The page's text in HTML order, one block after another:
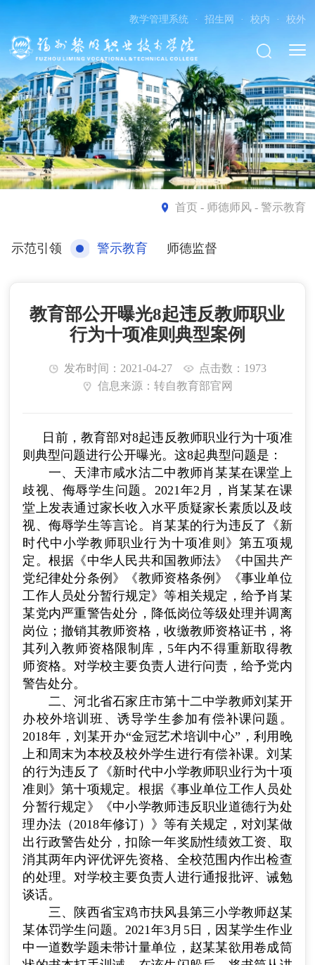
教学管理系统 · 招生网 · 校内 · 校外
首页- 师德师风 - 警示教育
示范引领 警示教育 师德监督
教育部公开曝光8起违反教师职业
行为十项准则典型案例
发布时间：2021-04-27
点击数：1973
信息来源：转自教育部官网
日前，教育部对8起违反教师职业行为十项准
则典型问题进行公开曝光。这8起典型问题是：
一、天津市咸水沽二中教师肖某某在课堂上
歧视、侮辱学生问题。 2021年2 月，肖某某在课
堂上发表通过家长收入水平质疑家长素质以及歧
视、侮辱学生等言论。肖某某的行为违反了《新
时代中小学教师职业行为十项准则》第五项规
定。根据《中华人民共和国教师法》《中国共产
党纪律处分条例》《教师资格条例》《事业单位
工作人员处分暂行规定》等相关规定，给予肖某
某党内严重警告处分，降低岗位等级处理并调离
岗位；撤销其教师资格，收缴教师资格证书，将
其列入教师资格限制库， 5年内不得重新取得教
师资格。对学校主要负责人进行问责，给予党内
警告处分。
二、河北省石家庄市第十二中学教师刘某开
办校外培训班、诱导学生参加有偿补课问题。
2018年，刘某开办“金冠艺术培训中心”，利用晚
上和周末为本校及校外学生进行有偿补课。刘某
的行为违反了《新时代中小学教师职业行为十项
准则》第十项规定。根据《事业单位工作人员处
分暂行规定》《中小学教师违反职业道德行为处
理办法（2018年修订）》等有关规定，对刘某做
出行政警告处分，扣除一年奖励性绩效工资、取
消其两年内评优评先资格、全校范围内作出检查
的处理。对学校主要负责人进行通报批评、诫勉
谈话。
三、陕西省宝鸡市扶风县第三小学教师赵某
某体罚学生问题。2021年3月 5日，因某学生作业
中一道数学题未带计量单位，赵某某欲用卷成筒